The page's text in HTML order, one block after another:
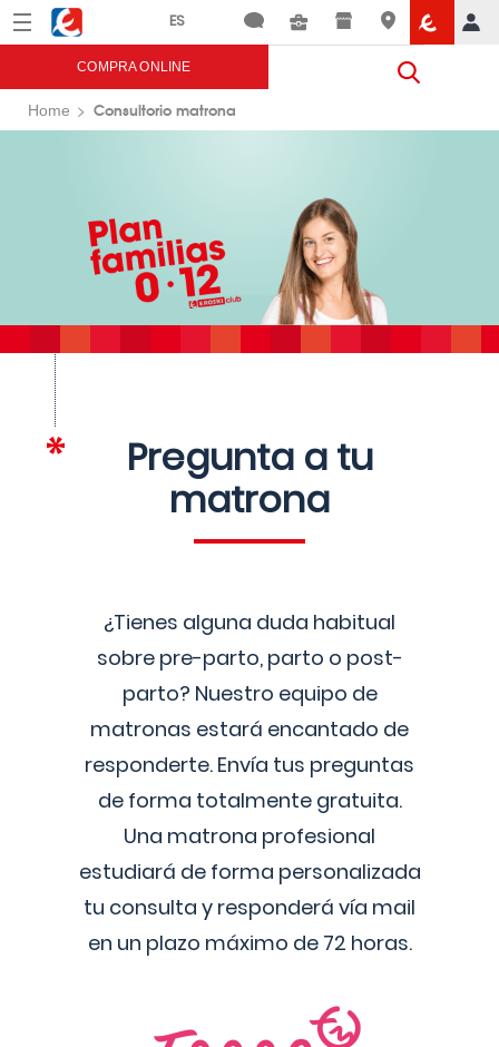
Menú Eroski
COMPRA ONLINE
Home Consultorio matrona
Pregunta a tu
matrona
¿Tienes alguna duda habitual
sobre pre-parto, parto o post-
parto? Nuestro equipo de
matronas estará encantado de
responderte. Envía tus preguntas
de forma totalmente gratuita.
Una matrona profesional
estudiará de forma personalizada
tu consulta y responderá vía mail
en un plazo máximo de 72 horas.